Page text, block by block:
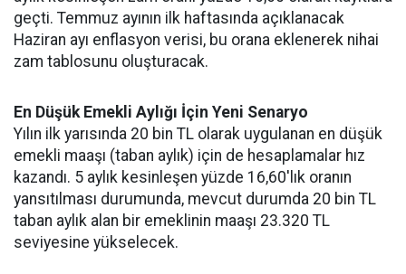
geçti. Temmuz ayının ilk haftasında açıklanacak
Haziran ayı enflasyon verisi, bu orana eklenerek nihai
zam tablosunu oluşturacak.
En Düşük Emekli Aylığı İçin Yeni Senaryo
Yılın ilk yarısında 20 bin TL olarak uygulanan en düşük
emekli maaşı (taban aylık) için de hesaplamalar hız
kazandı. 5 aylık kesinleşen yüzde 16,60'lık oranın
yansıtılması durumunda, mevcut durumda 20 bin TL
taban aylık alan bir emeklinin maaşı 23.320 TL
seviyesine yükselecek.